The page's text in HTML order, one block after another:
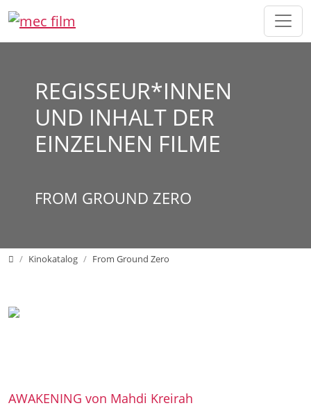
Direkt zur Hauptnavigation springen
Direkt zum Inhalt springen
REGISSEUR*INNEN
UND INHALT DER
EINZELNEN FILME
FROM GROUND ZERO
Home mecfilm DE
Kinokatalog From Ground Zero
AWAKENING von Mahdi Kreirah